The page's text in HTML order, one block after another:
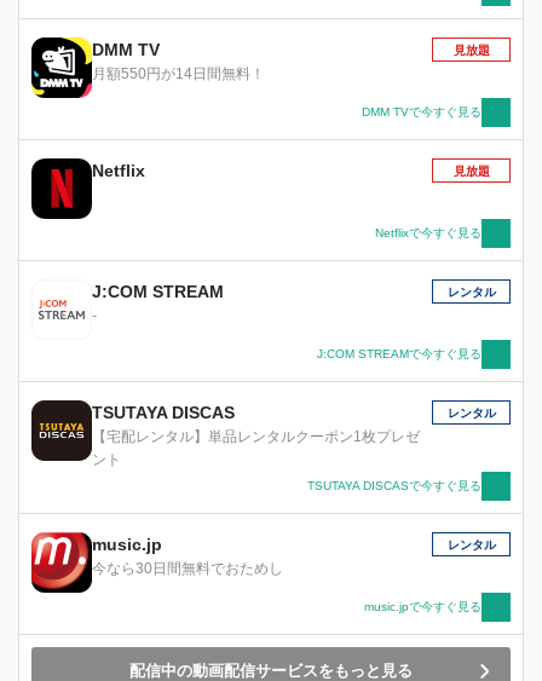
DMM TV
月額550円が14日間無料！
見放題
DMM TVで今すぐ見る
Netflix 見放題
Netflixで今すぐ見る
J:COM STREAM
-
レンタル
J:COM STREAMで今すぐ見る
TSUTAYA DISCAS
【宅配レンタル】単品レンタルクーポン1枚プレゼ
ント
レンタル
TSUTAYA DISCASで今すぐ見る
music.jp
今なら30日間無料でおためし
レンタル
music.jpで今すぐ見る
配信中の動画配信サービスをもっと見る